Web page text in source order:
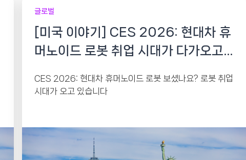
글로벌
[미국 이야기] CES 2026: 현대차 휴
머노이드 로봇 취업 시대가 다가오고
CES 2026: 현대차 휴머노이드 로봇 보셨나요? 로봇 취업
시대가 오고 있습니다